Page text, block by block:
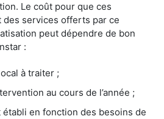
Le coût pour que ces
services offerts par ce
peut dépendre de bon
:
à traiter ;
au cours de l’année ;
en fonction des besoins de